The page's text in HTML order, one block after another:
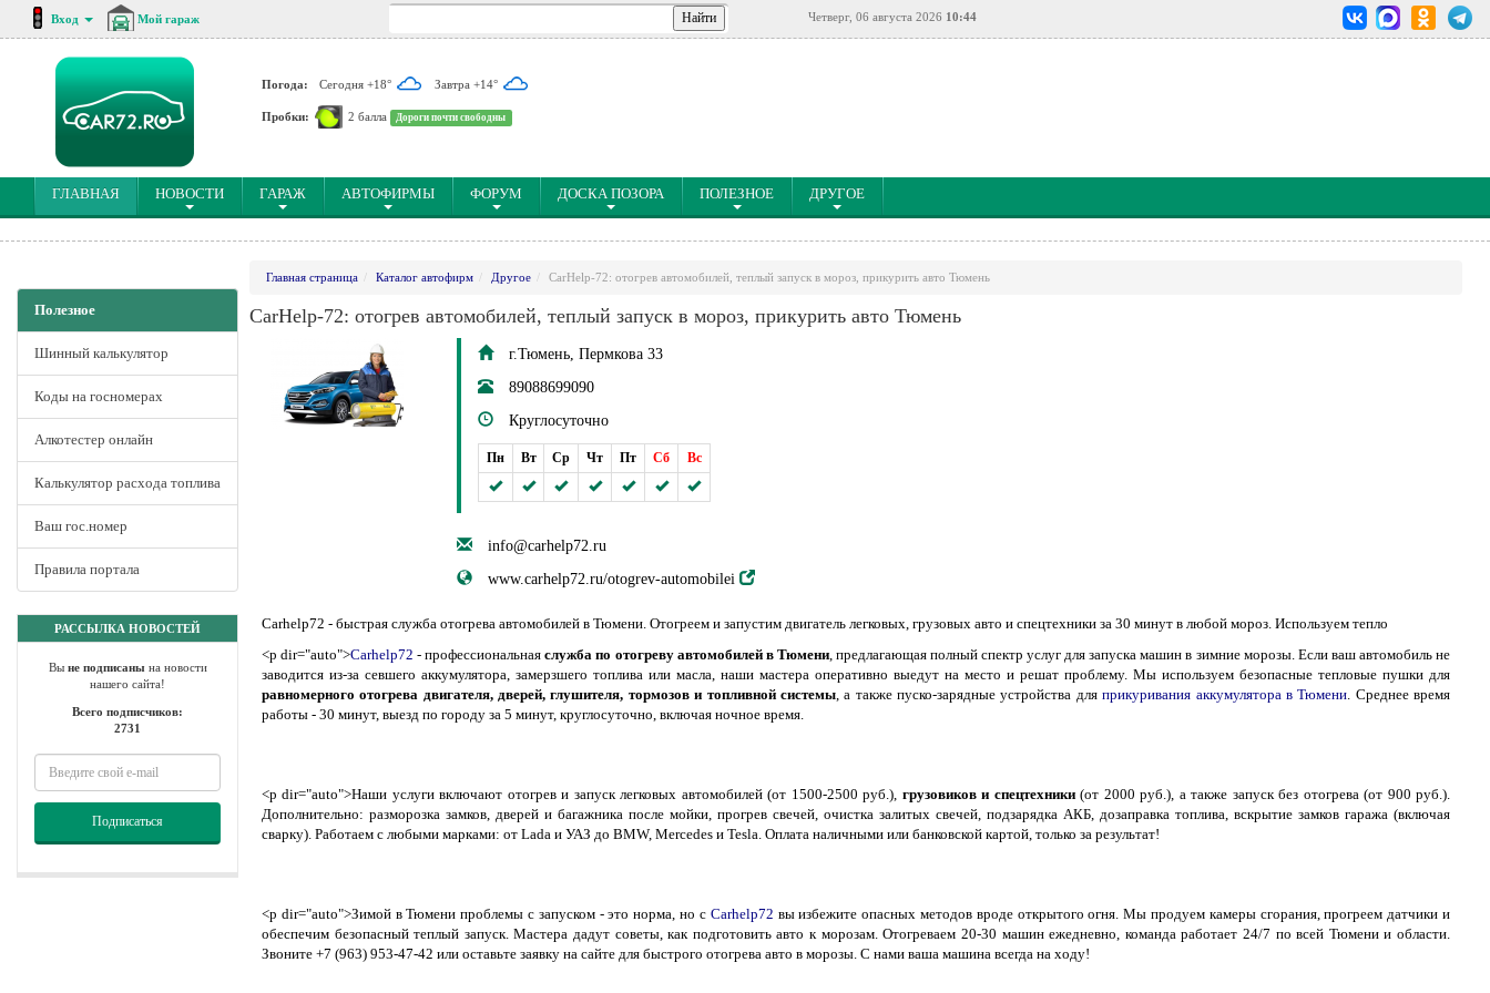
Вход Мой гараж Четверг, 06 августа 2026 10:44
Погода: Сегодня +18° Завтра +14°
Пробки: 2 балла Дороги почти свободны
ГЛАВНАЯ(CURRENT)
НОВОСТИ ГАРАЖ АВТОФИРМЫ ФОРУМ ДОСКА ПОЗОРА ПОЛЕЗНОЕ ДРУГОЕ
Полезное
Шинный калькулятор
Коды на госномерах
Алкотестер онлайн
Калькулятор расхода топлива
Ваш гос.номер
Правила портала
РАССЫЛКА НОВОСТЕЙ
Вы не подписанына новости
нашего сайта!
Всего подписчиков:
2731
Подписаться
Главная страница Каталог автофирм Другое CarHelp-72: отогрев автомобилей, теплый запуск в мороз, прикурить авто Тюмень
CarHelp-72: отогрев автомобилей, теплый запуск в мороз, прикурить авто Тюмень
г.Тюмень, Пермкова 33
89088699090
Круглосуточно
Пн Вт Ср Чт Пт Сб Вс
info@carhelp72.ru
www.carhelp72.ru/otogrev-automobilei
Carhelp72 - быстрая служба отогрева автомобилей в Тюмени. Отогреем и запустим двигатель легковых, грузовых авто и спецтехники за 30 минут в любой мороз. Используем тепло
<p dir="auto">Carhelp72 - профессиональнаяслужба по отогреву автомобилей в Тюмени, предлагающая полный спектр услуг для запуска машин в зимние морозы. Если ваш автомобиль не
заводится из-за севшего аккумулятора, замерзшего топлива или масла, наши мастера оперативно выедут на место и решат проблему. Мы используем безопасные тепловые пушки для
равномерного отогрева двигателя, дверей, глушителя, тормозов и топливной системы, а также пуско-зарядные устройства дляприкуривания аккумулятора в Тюмени. Среднее время
работы - 30 минут, выезд по городу за 5 минут, круглосуточно, включая ночное время.
<p dir="auto">Наши услуги включают отогрев и запуск легковых автомобилей (от 1500-2500 руб.), грузовиков и спецтехники(от 2000 руб.), а также запуск без отогрева (от 900 руб.).
Дополнительно: разморозка замков, дверей и багажника после мойки, прогрев свечей, очистка залитых свечей, подзарядка АКБ, дозаправка топлива, вскрытие замков гаража (включая
сварку). Работаем с любыми марками: от Lada и УАЗ до BMW, Mercedes и Tesla. Оплата наличными или банковской картой, только за результат!
<p dir="auto">Зимой в Тюмени проблемы с запуском - это норма, но с Carhelp72 вы избежите опасных методов вроде открытого огня. Мы продуем камеры сгорания, прогреем датчики и
обеспечим безопасный теплый запуск. Мастера дадут советы, как подготовить авто к морозам. Отогреваем 20-30 машин ежедневно, команда работает 24/7 по всей Тюмени и области.
Звоните +7 (963) 953-47-42 или оставьте заявку на сайте для быстрого отогрева авто в морозы. С нами ваша машина всегда на ходу!